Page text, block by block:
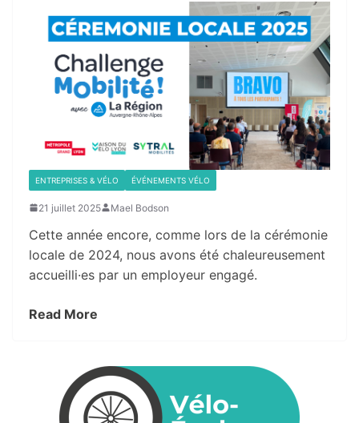
ENTREPRISES & VÉLO ÉVÉNEMENTS VÉLO
21 juillet 2025 Mael Bodson
Cette année encore, comme lors de la cérémonie
locale de 2024, nous avons été chaleureusement
accueilli·es par un employeur engagé.
Read More